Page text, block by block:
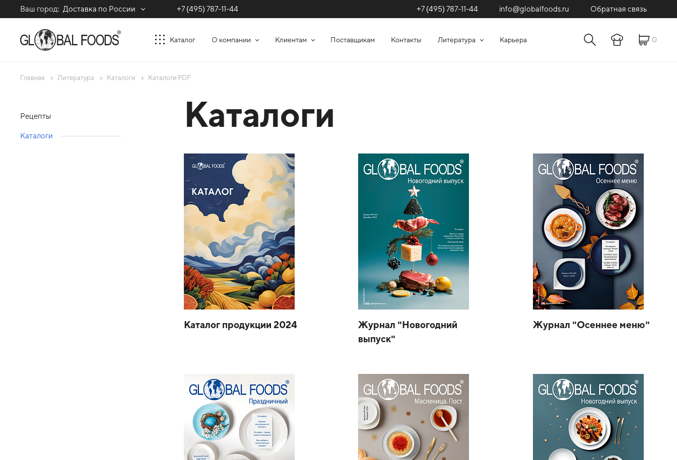
Ваш город: Доставка по России +7 (495) 787-11-44 +7 (495) 787-11-44 info@globalfoods.ru Обратная связь
Каталог О компании Клиентам Поставщикам Контакты Литература Карьера 0
Главная Литература Каталоги Каталоги PDF
Каталоги
Каталог продукции 2024
Журнал "Новогодний
выпуск"
Журнал "Осеннее меню"
Рецепты
Каталоги